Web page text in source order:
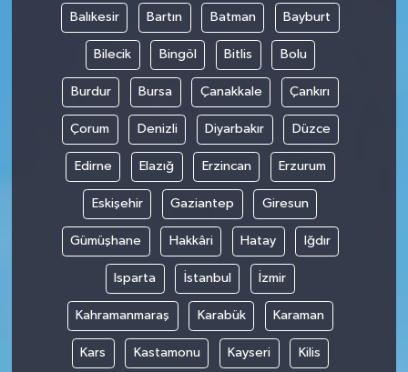
Balıkesir Bartın Batman Bayburt
Bilecik Bingöl Bitlis Bolu
Burdur Bursa Çanakkale Çankırı
Çorum Denizli Diyarbakır Düzce
Edirne Elazığ Erzincan Erzurum
Eskişehir Gaziantep Giresun
Gümüşhane Hakkâri Hatay Iğdır
Isparta İstanbul İzmir
Kahramanmaraş Karabük Karaman
Kars Kastamonu Kayseri Kilis